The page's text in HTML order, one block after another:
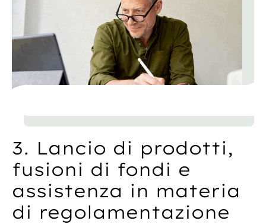
3. Lancio di prodotti,
fusioni di fondi e
assistenza in materia
di regolamentazione